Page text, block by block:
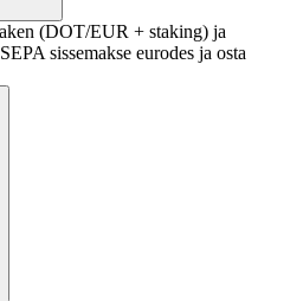
(DOT/EUR + staking) ja
sissemakse eurodes ja osta